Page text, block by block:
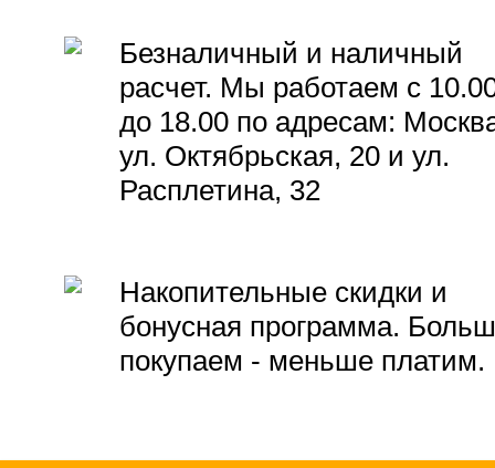
Безналичный и наличный
расчет. Мы работаем с
до 18.00 по адресам:
ул. Октябрьская, 20 и ул.
Расплетина, 32
Накопительные скидки и
бонусная программа.
покупаем - меньше платим.